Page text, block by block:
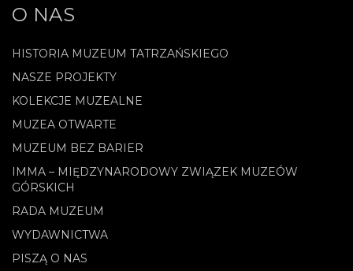
O NAS
HISTORIA MUZEUM TATRZAŃSKIEGO
NASZE PROJEKTY
KOLEKCJE MUZEALNE
MUZEA OTWARTE
MUZEUM BEZ BARIER
IMMA – MIĘDZYNARODOWY ZWIĄZEK MUZEÓW
GÓRSKICH
RADA MUZEUM
WYDAWNICTWA
PISZĄ O NAS